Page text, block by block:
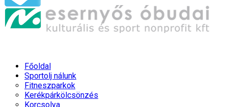
Főoldal
Sportolj nálunk
Fitneszparkok
Kerékpárkölcsönzés
Korcsolya